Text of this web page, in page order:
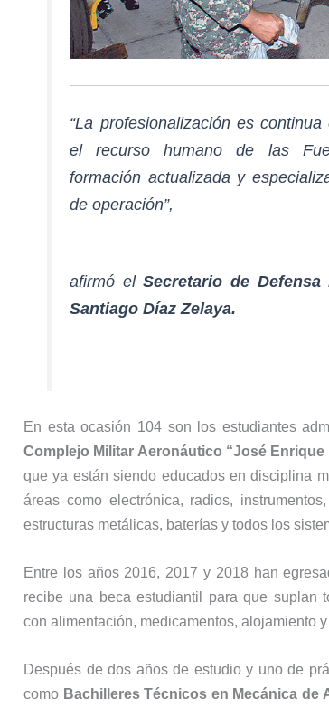
“La profesionalización es
el recurso humano de las
formación actualizada y
de operación”,
afirmó elSecretario de Defensa
Santiago Díaz Zelaya.
En esta ocasión 104 son los estudiantes
Complejo Militar Aeronáutico “José Enrique
que ya están siendo educados en disciplina
áreas como electrónica, radios,
estructuras metálicas, baterías y todos los
Entre los años 2016, 2017 y 2018 han
recibe una beca estudiantil para que suplan
con alimentación, medicamentos, alojamiento
Después de dos años de estudio y uno de
como Bachilleres Técnicos en Mecánica de